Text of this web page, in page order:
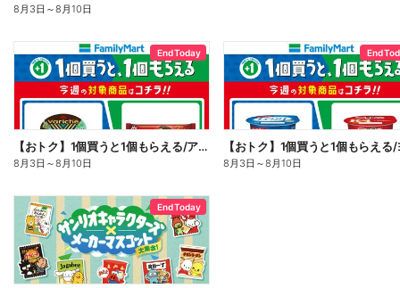
8月3日 ～8月10日
End Today
【おトク】1個買うと1個もらえる/アイス
8月3日 ～8月10日
End
8月3日 ～8月10日
End Today